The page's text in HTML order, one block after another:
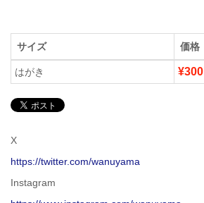
サイズ 価格
はがき ¥300
X
https://twitter.com/wanuyama
Instagram